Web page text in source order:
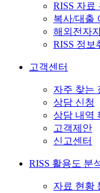
RISS 자료
복사/대출
해외전자
RISS 정보
고객센터
자주 찾는
상담 신청
상담 내역
고객제안
신고센터
RISS 활용도 분
자료 현황